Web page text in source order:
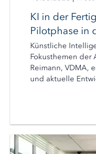
KI in der
Pilotphase in
Künstliche
Fokusthemen der
Reimann, VDMA,
und aktuelle